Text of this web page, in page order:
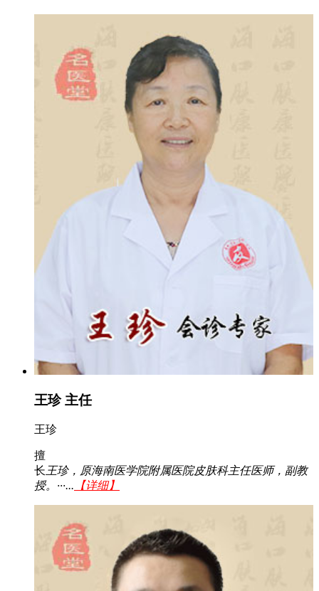
王珍 主任
王珍
擅
长王珍，原海南医学院附属医院皮肤科主任医师，副教
授。···... 【详细】